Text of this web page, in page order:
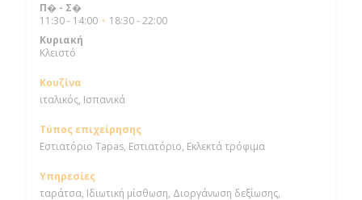
Π� - Σ�
11:30 - 14:00 • 18:30 - 22:00
Κυριακή
Κλειστό
Κουζίνα
ιταλικός, Ισπανικά
Τύπος επιχείρησης
Εστιατόριο Tapas, Εστιατόριο, Εκλεκτά τρόφιμα
Υπηρεσίες
ταράτσα, Ιδιωτική μίσθωση, Διοργάνωση δεξίωσης,